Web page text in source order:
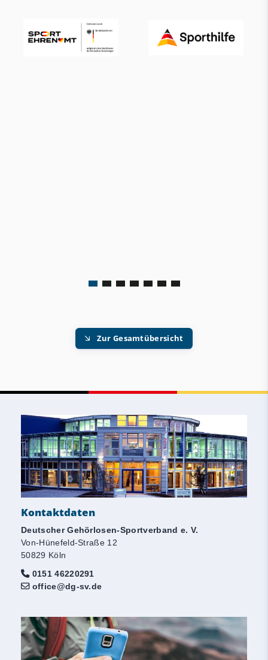
Zur Gesamtübersicht
Kontaktdaten
Deutscher Gehörlosen-Sportverband e. V.
Von-Hünefeld-Straße 12
50829 Köln
0151 46220291
office@dg-sv.de